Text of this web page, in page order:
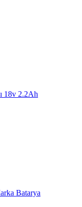
18v 2.2Ah
Batarya